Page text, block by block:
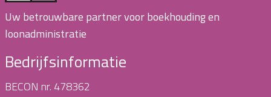
Uw betrouwbare partner voor boekhouding en
loonadministratie
Bedrijfsinformatie
BECON nr. 478362